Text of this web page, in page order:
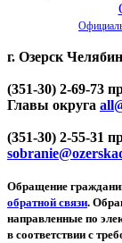
г. Озерск
(351-30) 2-69-73
Главы округа
(351-30) 2-55-31
Обращение
обратной связи.
направленные по
в соответствии с